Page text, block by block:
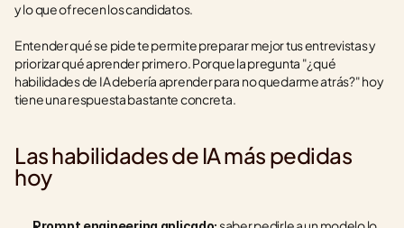
y lo que ofrecen los candidatos.
Entender qué se pide te permite preparar mejor tus entrevistas y
priorizar qué aprender primero. Porque la pregunta "¿qué
habilidades de IA debería aprender para no quedarme atrás?" hoy
tiene una respuesta bastante concreta.
Las habilidades de IA más pedidas
hoy